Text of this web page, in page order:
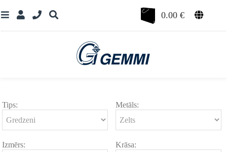
0.00€
Tips: Metāls:
Izmērs: Krāsa: